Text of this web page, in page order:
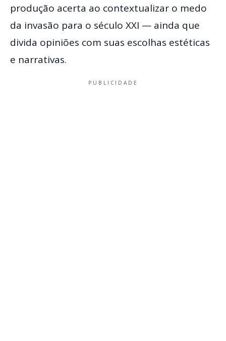
produção acerta ao contextualizar o medo
da invasão para o século XXI — ainda que
divida opiniões com suas escolhas estéticas
e narrativas.
PUBLICIDADE